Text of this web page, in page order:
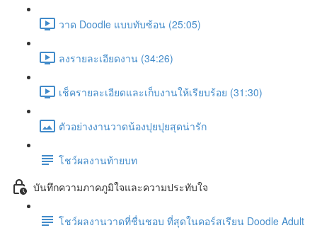
วาด Doodle แบบทับซ้อน (25:05)
ลงรายละเอียดงาน (34:26)
เช็ครายละเอียดและเก็บงานให้เรียบร้อย (31:30)
ตัวอย่างงานวาดน้องปุยปุยสุดน่ารัก
โชว์ผลงานท้ายบท
บันทึกความภาคภูมิใจและความประทับใจ
โชว์ผลงานวาดที่ชื่นชอบ ที่สุดในคอร์สเรียน Doodle Adult